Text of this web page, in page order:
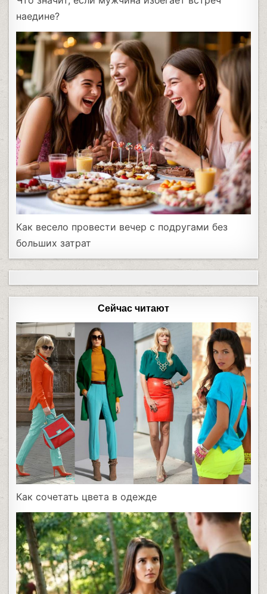
наедине?
Как весело провести вечер с подругами без
больших затрат
Сейчас читают
Как сочетать цвета в одежде